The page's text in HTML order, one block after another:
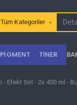
Tüm Kategoriler
PIGMENT TINER
- Efekt Set - 2x 400 ml -